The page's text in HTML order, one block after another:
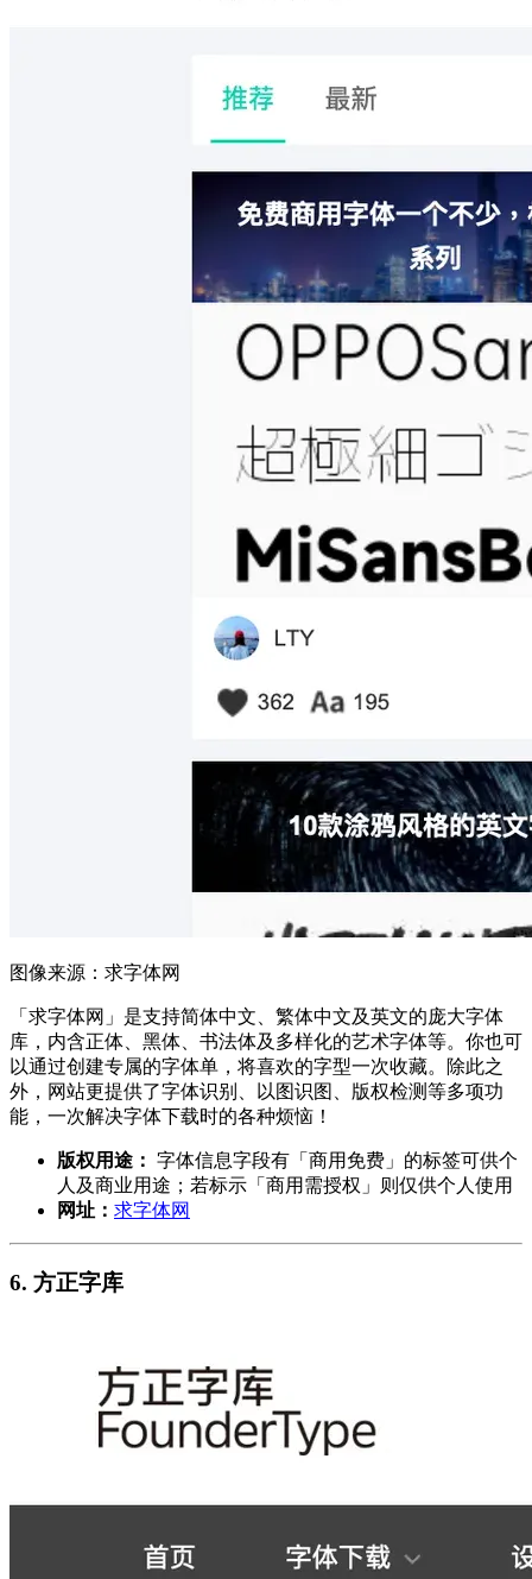
图像来源：求字体网
「求字体网」是支持简体中文、繁体中文及英文的庞大字体
库，内含正体、黑体、书法体及多样化的艺术字体等。你也可
以通过创建专属的字体单，将喜欢的字型一次收藏。除此之
外，网站更提供了字体识别、以图识图、版权检测等多项功
能，一次解决字体下载时的各种烦恼！
版权用途： 字体信息字段有「商用免费」的标签可供个
人及商业用途；若标示「商用需授权」则仅供个人使用
网址： 求字体网
6. 方正字库